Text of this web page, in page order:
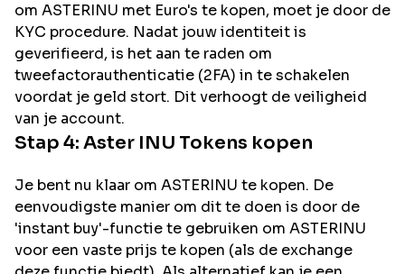
om ASTERINU met Euro's te kopen, moet je door de
KYC procedure. Nadat jouw identiteit is
geverifieerd, is het aan te raden om
tweefactorauthenticatie (2FA) in te schakelen
voordat je geld stort. Dit verhoogt de veiligheid
van je account.
Stap 4: Aster INU Tokens kopen
Je bent nu klaar om ASTERINU te kopen. De
eenvoudigste manier om dit te doen is door de
'instant buy'-functie te gebruiken om ASTERINU
voor een vaste prijs te kopen (als de exchange